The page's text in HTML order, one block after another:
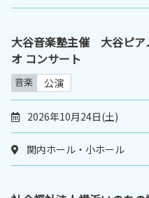
大谷音楽塾主催 大谷ピア
オ コンサート
音楽 公演
2026年10月24日(土)
関内ホール・小ホール